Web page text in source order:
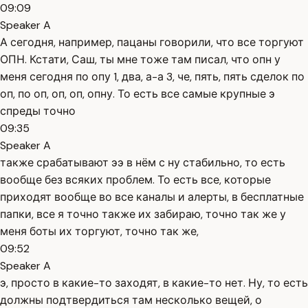
09:09
Speaker A
А сегодня, например, пацаны говорили, что все торгуют
ОПН. Кстати, Саш, ты мне тоже там писал, что опн у
меня сегодня по опу 1, два, а-а 3, че, пять, пять сделок по
оп, по оп, оп, оп, опну. То есть все самые крупные э
спреды точно
09:35
Speaker A
также срабатывают ээ в нём с ну стабильно, то есть
вообще без всяких проблем. То есть все, которые
приходят вообще во все каналы и алерты, в бесплатные
папки, все я точно также их забираю, точно так же у
меня боты их торгуют, точно так же,
09:52
Speaker A
э, просто в какие-то заходят, в какие-то нет. Ну, то есть
должны подтвердиться там несколько вещей, о